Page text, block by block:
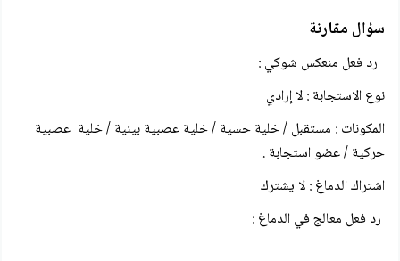
سؤال مقارنة
رد فعل منعكس شوكي :
نوع الاستجابة : لا إرادي
المكونات : مستقبل / خلية حسية / خلية عصبية بينية / خلية عصبية
حركية / عضو استجابة .
اشتراك الدماغ : لا يشترك
رد فعل معالج في الدماغ :